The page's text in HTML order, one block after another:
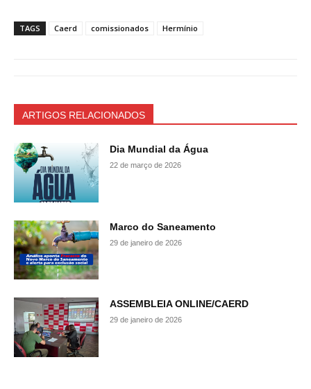
TAGS Caerd comissionados Hermínio
ARTIGOS RELACIONADOS
Dia Mundial da Água
22 de março de 2026
Marco do Saneamento
29 de janeiro de 2026
ASSEMBLEIA ONLINE/CAERD
29 de janeiro de 2026